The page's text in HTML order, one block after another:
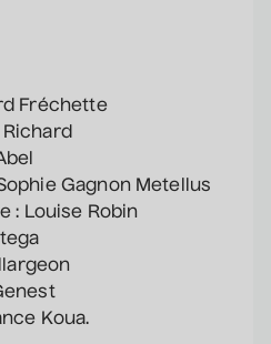
spectacle
2026• 20 h 00
Mathieu
DiCaire
spectacle
2026
Mathieu
Fréchette
Gagnon Metellus
: Louise Robin
Koua.